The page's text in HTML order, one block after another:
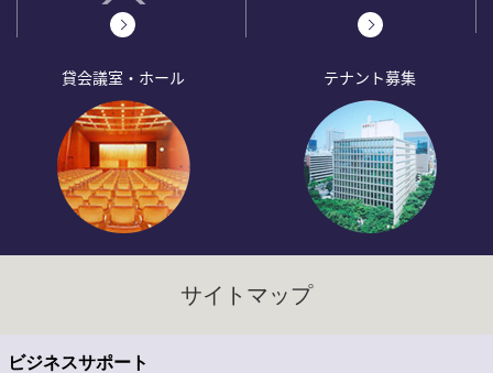
貸会議室・ホール テナント募集
サイトマップ
ビジネスサポート